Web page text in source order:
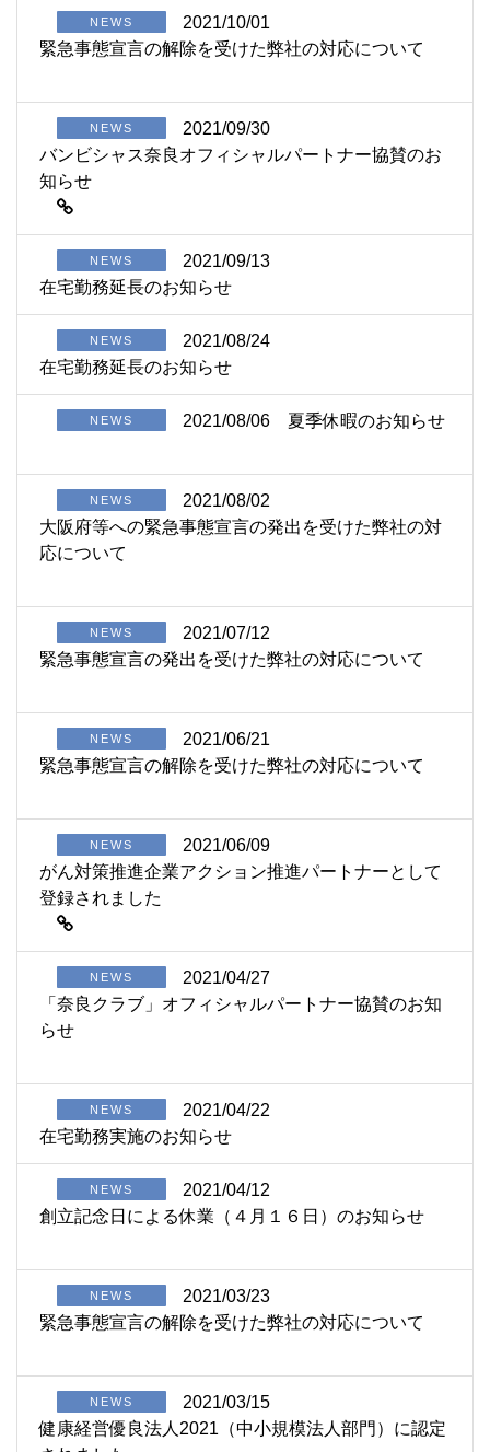
NEWS
2021/10/01
緊急事態宣言の解除を受けた弊社の対応について
NEWS
2021/09/30
バンビシャス奈良オフィシャルパートナー協賛のお
知らせ
NEWS
2021/09/13
在宅勤務延長のお知らせ
NEWS
2021/08/24
在宅勤務延長のお知らせ
NEWS 2021/08/06 夏季休暇のお知らせ
NEWS
2021/08/02
大阪府等への緊急事態宣言の発出を受けた弊社の対
応について
NEWS
2021/07/12
緊急事態宣言の発出を受けた弊社の対応について
NEWS
2021/06/21
緊急事態宣言の解除を受けた弊社の対応について
NEWS
2021/06/09
がん対策推進企業アクション推進パートナーとして
登録されました
NEWS
2021/04/27
「奈良クラブ」オフィシャルパートナー協賛のお知
らせ
NEWS
2021/04/22
在宅勤務実施のお知らせ
NEWS
2021/04/12
創立記念日による休業（４月１６日）のお知らせ
NEWS
2021/03/23
緊急事態宣言の解除を受けた弊社の対応について
NEWS
2021/03/15
健康経営優良法人2021（中小規模法人部門）に認定